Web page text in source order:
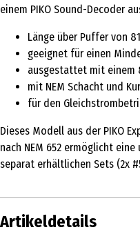
einem PIKO Sound-Decoder
Länge über Puffer von
geeignet für einen
ausgestattet mit einem
mit NEM Schacht und
für den
Dieses Modell aus der PIKO
nach NEM 652 ermöglicht
separat erhältlichen Sets (2x
Artikeldetails